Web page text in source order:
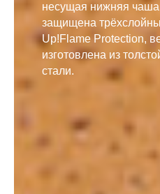
несущая нижняя
защищена
Up!Flame Protection,
изготовлена из
стали.